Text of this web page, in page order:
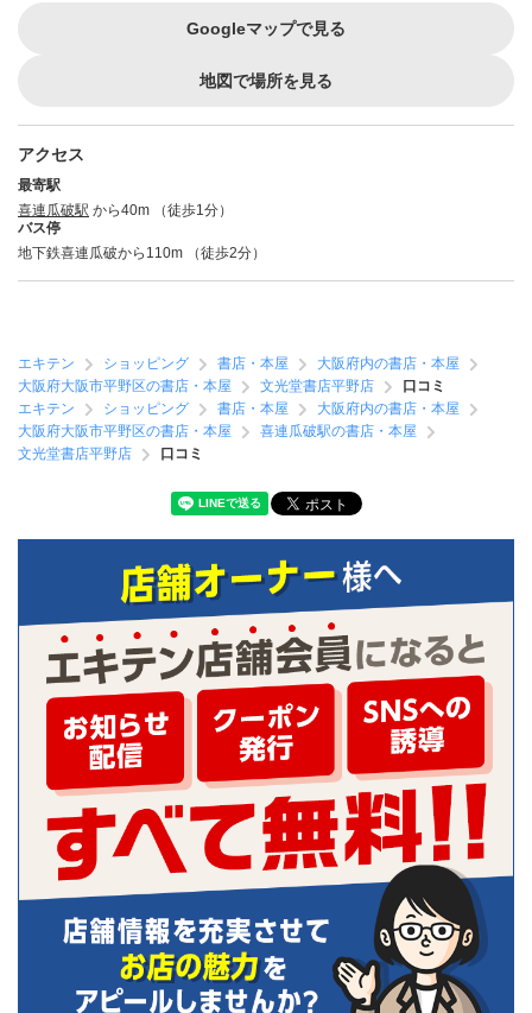
Googleマップで見る
地図で場所を見る
アクセス
最寄駅
喜連瓜破駅 から40m （徒歩1分）
バス停
地下鉄喜連瓜破から110m （徒歩2分）
エキテン ショッピング 書店・本屋
大阪府内の書店・本屋
大阪府大阪市平野区の書店・本屋
文光堂書店平野店
口コミ
エキテン
ショッピング 書店・本屋
大阪府内の書店・本屋
大阪府大阪市平野区の書店・本屋
喜連瓜破駅の書店・本屋
文光堂書店平野店
口コミ